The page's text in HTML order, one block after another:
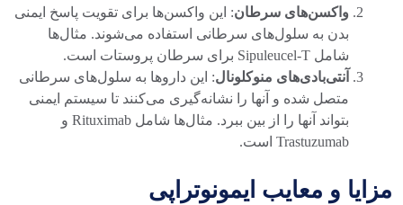
واکسن‌های سرطان: این واکسن‌ها برای تقویت پاسخ ایمنی
بدن به سلول‌های سرطانی استفاده می‌شوند. مثال‌ها
شامل Sipuleucel-T برای سرطان پروستات است.
آنتی‌بادی‌های منوکلونال: این داروها به سلول‌های سرطانی
متصل شده و آنها را نشانه‌گیری می‌کنند تا سیستم ایمنی
بتواند آنها را از بین ببرد. مثال‌ها شامل Rituximab و
Trastuzumab است.
مزایا و معایب ایمونوتراپی